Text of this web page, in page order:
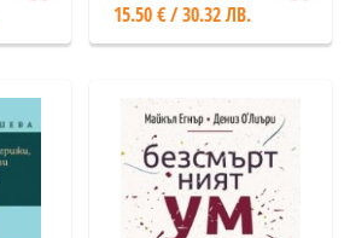
15.50 € / 30.32 ЛВ.